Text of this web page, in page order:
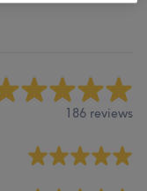
186 reviews